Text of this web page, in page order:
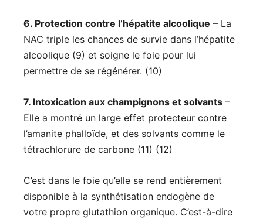
6. Protection contre l’hépatite alcoolique – La
NAC triple les chances de survie dans l’hépatite
alcoolique (9) et soigne le foie pour lui
permettre de se régénérer. (10)
7. Intoxication aux champignons et solvants –
Elle a montré un large effet protecteur contre
l’amanite phalloïde, et des solvants comme le
tétrachlorure de carbone (11) (12)
C’est dans le foie qu’elle se rend entièrement
disponible à la synthétisation endogène de
votre propre glutathion organique. C’est-à-dire